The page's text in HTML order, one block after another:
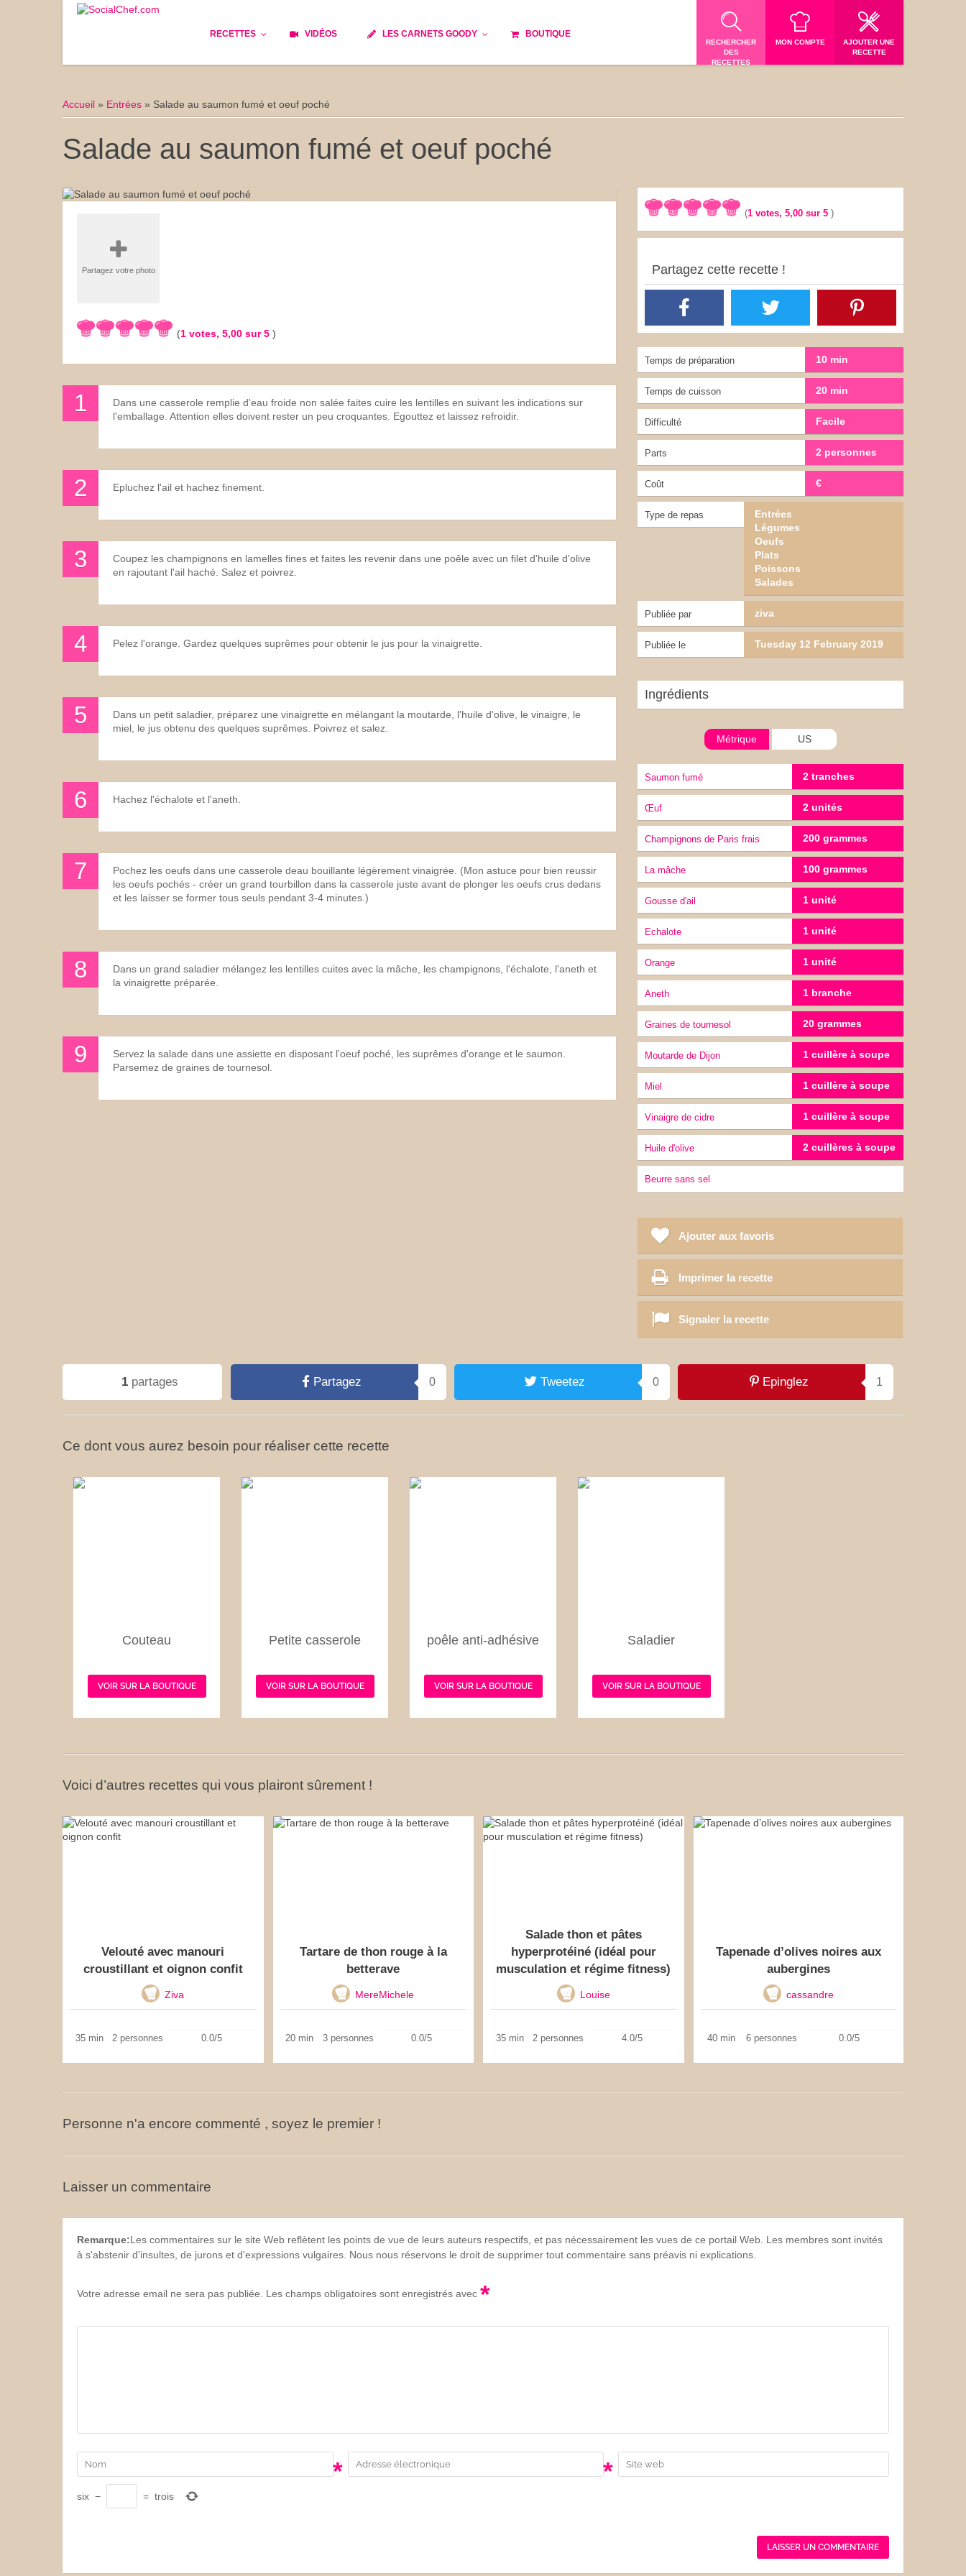
RECETTES
Le Pain
Apéritifs Cuisine française traditionnelle Repas musculation
VIDÉOS LES CARNETS GOODY
Spécialité culinaire
Les astuces Goody
BOUTIQUE
RECHERCHER
DES
RECETTES
MON COMPTE
AJOUTER UNE
RECETTE
Accueil » Entrées » Salade au saumon fumé et oeuf poché
Salade au saumon fumé et oeuf poché
Partagez votre photo
(1 votes, 5,00 sur 5 )
Dans une casserole remplie d'eau froide non salée faites cuire les lentilles en suivant les indications sur
l'emballage. Attention elles doivent rester un peu croquantes. Egouttez et laissez refroidir.
Epluchez l'ail et hachez finement.
Coupez les champignons en lamelles fines et faites les revenir dans une poêle avec un filet d'huile d'olive
en rajoutant l'ail haché. Salez et poivrez.
Pelez l'orange. Gardez quelques suprêmes pour obtenir le jus pour la vinaigrette.
Dans un petit saladier, préparez une vinaigrette en mélangant la moutarde, l'huile d'olive, le vinaigre, le
miel, le jus obtenu des quelques suprêmes. Poivrez et salez.
Hachez l'échalote et l'aneth.
Pochez les oeufs dans une casserole deau bouillante légèrement vinaigrée. (Mon astuce pour bien reussir
les oeufs pochés - créer un grand tourbillon dans la casserole juste avant de plonger les oeufs crus dedans
et les laisser se former tous seuls pendant 3-4 minutes.)
Dans un grand saladier mélangez les lentilles cuites avec la mâche, les champignons, l'échalote, l'aneth et
la vinaigrette préparée.
Servez la salade dans une assiette en disposant l'oeuf poché, les suprêmes d'orange et le saumon.
Parsemez de graines de tournesol.
(1 votes,5,00 sur 5)
Partagez cette recette !
Temps de préparation 10 min
Temps de cuisson 20 min
Difficulté Facile
Parts 2 personnes
Coût €
Type de repas
Entrées
Légumes
Oeufs
Plats
Poissons
Salades
Publiée par ziva
Publiée le Tuesday 12 February 2019
Ingrédients
Métrique US
Saumon fumé 2 tranches
œuf 2 unités
champignons de Paris frais 200 grammes
La mâche 100 grammes
gousse d'ail 1 unité
Echalote 1 unité
orange 1 unité
Aneth 1 branche
graines de tournesol 20 grammes
moutarde de Dijon 1 cuillère à soupe
miel 1 cuillère à soupe
vinaigre de cidre 1 cuillère à soupe
Huile d'olive 2 cuillères à soupe
Beurre sans sel
Ajouter aux favoris
Imprimer la recette
Signaler la recette
1partages Partagez 0 Tweetez 0 Epinglez 1
Ce dont vous aurez besoin pour réaliser cette recette
Couteau
VOIR SUR LA BOUTIQUE
Petite casserole
VOIR SUR LA BOUTIQUE
poêle anti-adhésive
VOIR SUR LA BOUTIQUE
Saladier
VOIR SUR LA BOUTIQUE
Voici d’autres recettes qui vous plairont sûrement !
Velouté avec manouri
croustillant et oignon confit
Ziva
35 min 2 personnes 0.0/5
Tartare de thon rouge à la
betterave
MereMichele
20 min 3 personnes 0.0/5
Salade thon et pâtes
hyperprotéiné (idéal pour
musculation et régime fitness)
Louise
35 min 2 personnes 4.0/5
Tapenade d’olives noires aux
aubergines
cassandre
40 min 6 personnes 0.0/5
Personne n'a encore commenté , soyez le premier !
Laisser un commentaire
Remarque:Les commentaires sur le site Web reflètent les points de vue de leurs auteurs respectifs, et pas nécessairement les vues de ce portail Web. Les membres sont invités
à s'abstenir d'insultes, de jurons et d'expressions vulgaires. Nous nous réservons le droit de supprimer tout commentaire sans préavis ni explications.
Votre adresse email ne sera pas publiée. Les champs obligatoires sont enregistrés avec *
* *
six − = trois